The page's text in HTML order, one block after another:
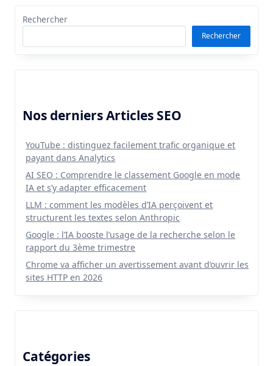
Rechercher
Rechercher
Nos derniers Articles SEO
YouTube : distinguez facilement trafic organique et
payant dans Analytics
AI SEO : Comprendre le classement Google en mode
IA et s’y adapter efficacement
LLM : comment les modèles d’IA perçoivent et
structurent les textes selon Anthropic
Google : l’IA booste l’usage de la recherche selon le
rapport du 3ème trimestre
Chrome va afficher un avertissement avant d’ouvrir les
sites HTTP en 2026
Catégories